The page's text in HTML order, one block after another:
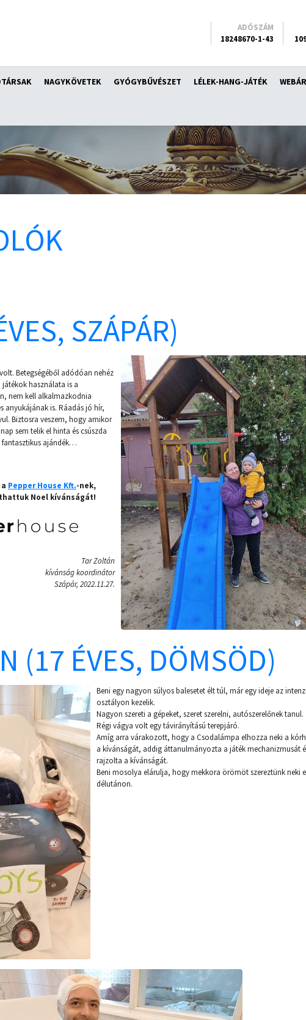
NAGYKÖVETEK GYÓGYBŰVÉSZET LÉLEK-HANG-JÁTÉK
ADÓSZÁM
18248670-1-43
SZÁPÁR)
Betegségéből adódóan nehéz
játékok használata is a
nem kell alkalmazkodnia
anyukájának is. Ráadás jó hír,
Biztosra veszem, hogy amikor
sem telik el hinta és csúszda
fantasztikus ajándék…
Pepper House Kft.-nek,
Noel kívánságát!
Tar Zoltán
kívánság koordinátor
Szápár, 2022.11.27.
(17 ÉVES, DÖMSÖD)
Beni egy nagyon súlyos balesetet élt túl, már egy ideje az
osztályon kezelik.
Nagyon szereti a gépeket, szeret szerelni, autószerelőnek tanul.
Régi vágya volt egy távirányítású terepjáró.
Amíg arra várakozott, hogy a Csodalámpa elhozza neki a
a kívánságát, addig áttanulmányozta a játék mechanizmusát
rajzolta a kívánságát.
Beni mosolya elárulja, hogy mekkora örömöt szereztünk neki
délutánon.